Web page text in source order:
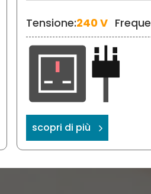
Tensione:240 V
scopri di più